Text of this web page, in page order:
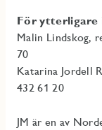
För ytterligare
Malin Lindskog,
70
Katarina Jordell
432 61 20
JM är en av